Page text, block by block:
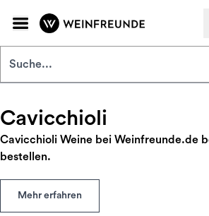
Cavicchioli
Cavicchioli Weine bei Weinfreunde.de
bestellen.
Mehr erfahren